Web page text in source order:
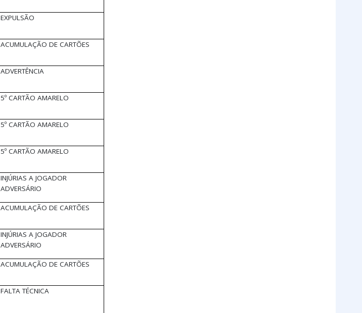
EXPULSÃO
ACUMULAÇÃO DE CARTÕES
ADVERTÊNCIA
5º CARTÃO AMARELO
5º CARTÃO AMARELO
5º CARTÃO AMARELO
INJÚRIAS A JOGADOR
ADVERSÁRIO
ACUMULAÇÃO DE CARTÕES
INJÚRIAS A JOGADOR
ADVERSÁRIO
ACUMULAÇÃO DE CARTÕES
FALTA TÉCNICA